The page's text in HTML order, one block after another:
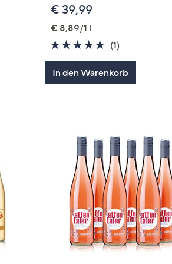
€ 39,99
€ 8,89/1 l
5.0
von
5
(1)
Bewertungen
In den Warenkorb